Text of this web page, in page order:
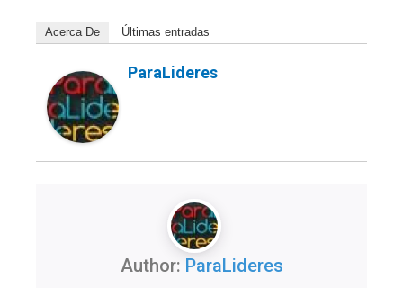
Acerca De Últimas entradas
ParaLideres
Author: ParaLideres